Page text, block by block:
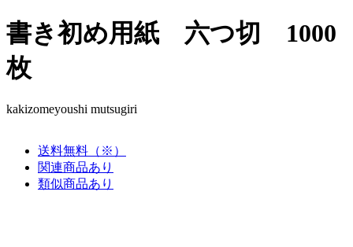
書き初め用紙 六つ切 1000
枚
kakizomeyoushi mutsugiri
送料無料（※）
関連商品あり
類似商品あり